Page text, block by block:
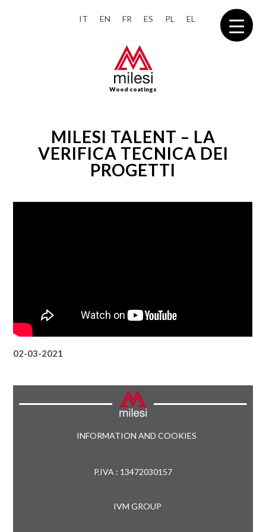
IT EN FR ES PL EL
Wood coatings
MILESI TALENT – LA
VERIFICA TECNICA DEI
PROGETTI
02-03-2021
INFORMATION AND COOKIES
P.IVA : 13472030157
IVM GROUP